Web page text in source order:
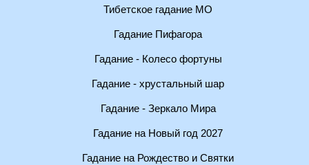
Тибетское гадание МО
Гадание Пифагора
Гадание - Колесо фортуны
Гадание - хрустальный шар
Гадание - Зеркало Мира
Гадание на Новый год 2027
Гадание на Рождество и Святки